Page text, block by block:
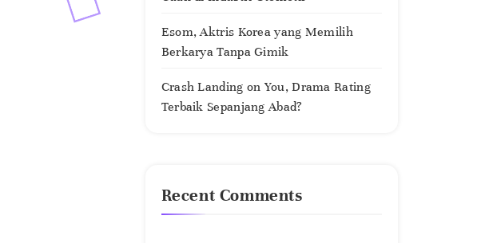
Esom, Aktris Korea yang Memilih
Berkarya Tanpa Gimik
Crash Landing on You, Drama Rating
Terbaik Sepanjang Abad?
Recent Comments